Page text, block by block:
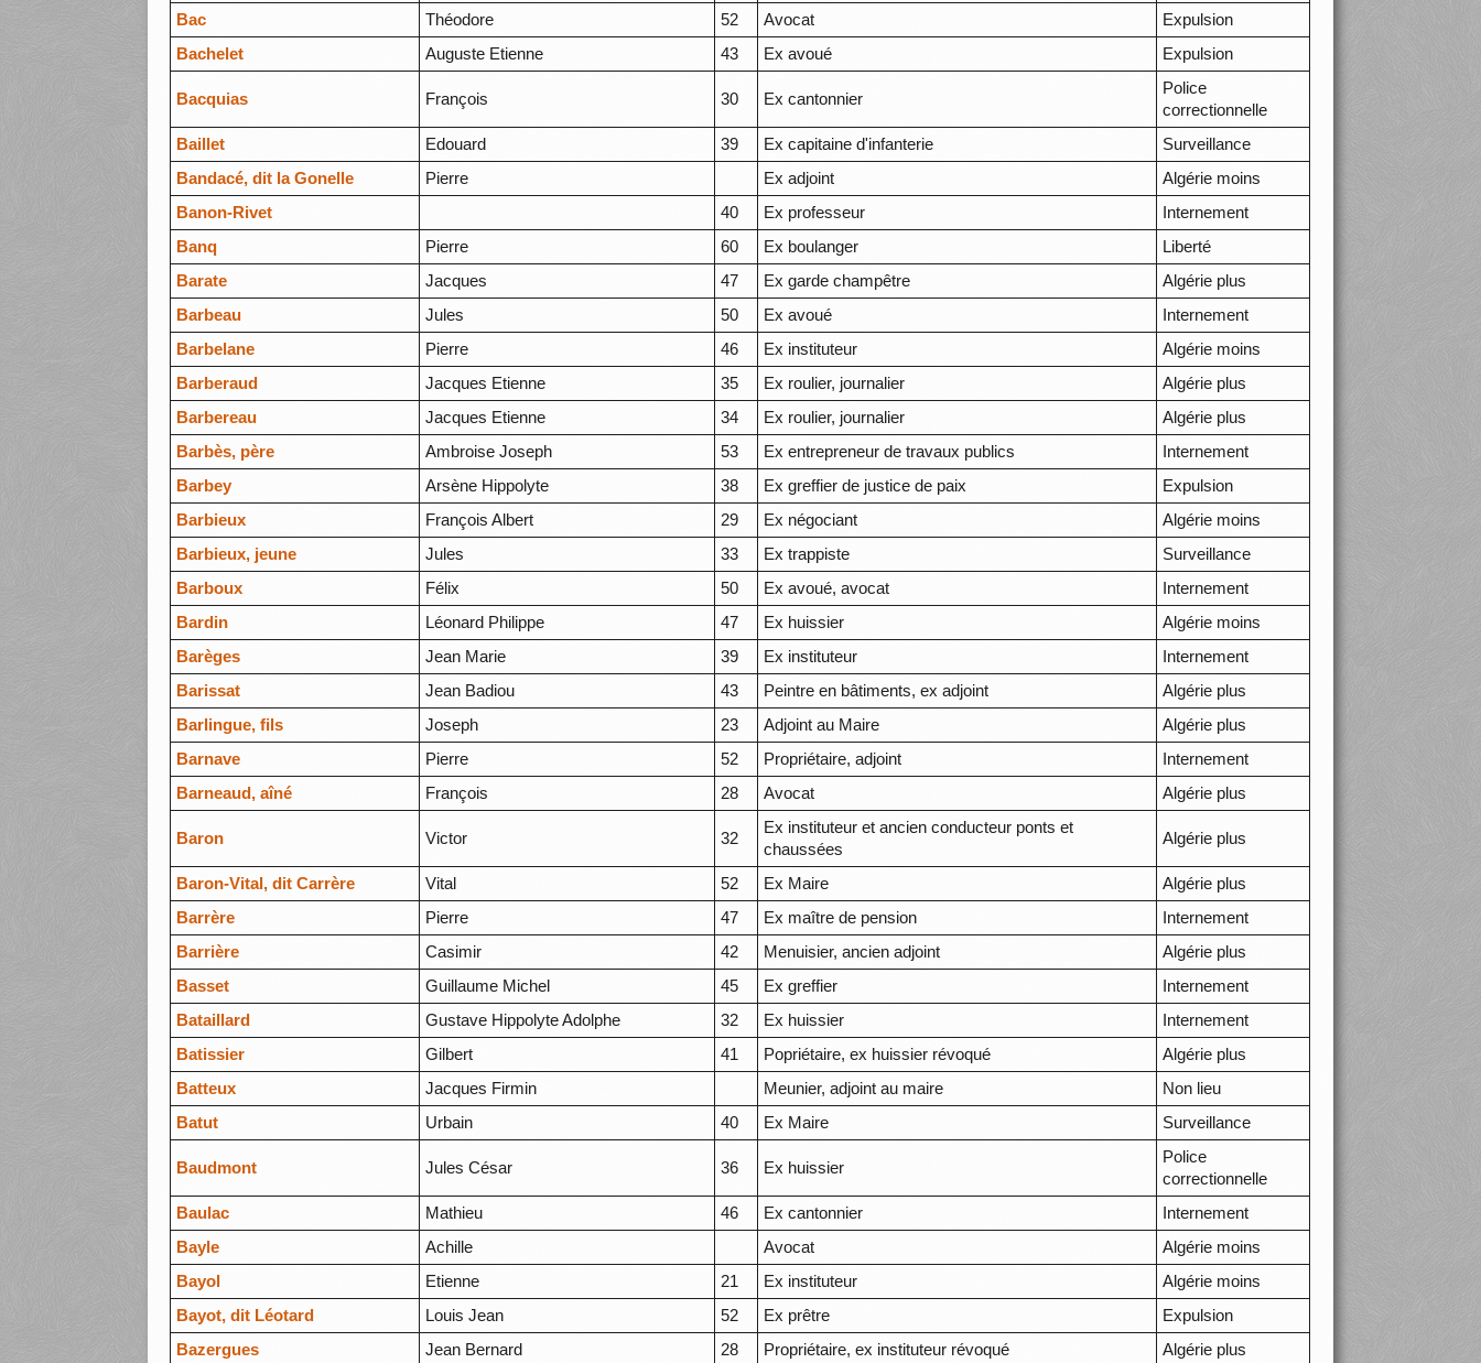
Bac
Théodore 52 Avocat
Expulsion
Bachelet
Auguste Etienne 43 Ex avoué Expulsion
Bacquias François 30 Ex cantonnier
Police
correctionnelle
Baillet
Edouard 39 Ex capitaine d'infanterie
Surveillance
Bandacé, dit la Gonelle
Pierre Ex adjoint
Algérie moins
Banon-Rivet
40 Ex professeur
Internement
Banq
Pierre 60 Ex boulanger
Liberté
Barate
Jacques 47 Ex garde champêtre
Algérie plus
Barbeau
Jules 50 Ex avoué
Internement
Barbelane
Pierre 46 Ex instituteur
Algérie moins
Barberaud
Jacques Etienne 35 Ex roulier, journalier
Algérie plus
Barbereau
Jacques Etienne 34 Ex roulier, journalier
Algérie plus
Barbès, père
Ambroise Joseph 53 Ex entrepreneur de travaux publics
Internement
Barbey
Arsène Hippolyte 38 Ex greffier de justice de paix
Expulsion
Barbieux
François Albert 29 Ex négociant
Algérie moins
Barbieux, jeune
Jules 33 Ex trappiste
Surveillance
Barboux
Félix 50 Ex avoué, avocat
Internement
Bardin
Léonard Philippe 47 Ex huissier
Algérie moins
Barèges
Jean Marie 39 Ex instituteur
Internement
Barissat
Jean Badiou 43 Peintre en bâtiments, ex adjoint
Algérie plus
Barlingue, fils
Joseph 23 Adjoint au Maire
Algérie plus
Barnave
Pierre 52 Propriétaire, adjoint
Internement
Barneaud, aîné
François 28 Avocat Algérie plus
Baron Victor 32
Ex instituteur et ancien conducteur ponts et
chaussées
Algérie plus
Baron-Vital, dit Carrère Vital 52 Ex Maire
Algérie plus
Barrère
Pierre 47 Ex maître de pension
Internement
Barrière
Casimir 42 Menuisier, ancien adjoint
Algérie plus
Basset
Guillaume Michel 45 Ex greffier
Internement
Bataillard
Gustave Hippolyte Adolphe 32 Ex huissier
Internement
Batissier
Gilbert 41 Popriétaire, ex huissier révoqué
Algérie plus
Batteux
Jacques Firmin Meunier, adjoint au maire
Non lieu
Batut
Urbain 40 Ex Maire Surveillance
Baudmont Jules César 36 Ex huissier
Police
correctionnelle
Baulac
Mathieu 46 Ex cantonnier
Internement
Bayle
Achille Avocat
Algérie moins
Bayol
Etienne 21 Ex instituteur
Algérie moins
Bayot, dit Léotard
Louis Jean 52 Ex prêtre
Expulsion
Bazergues
Jean Bernard 28 Propriétaire, ex instituteur révoqué Algérie plus